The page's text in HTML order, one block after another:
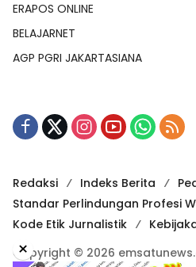
ERAPOS ONLINE
BELAJARNET
AGP PGRI JAKARTASIANA
Redaksi Indeks Berita
Standar Perlindungan Profesi
Kode Etik Jurnalistik
Copyright © 2026
×